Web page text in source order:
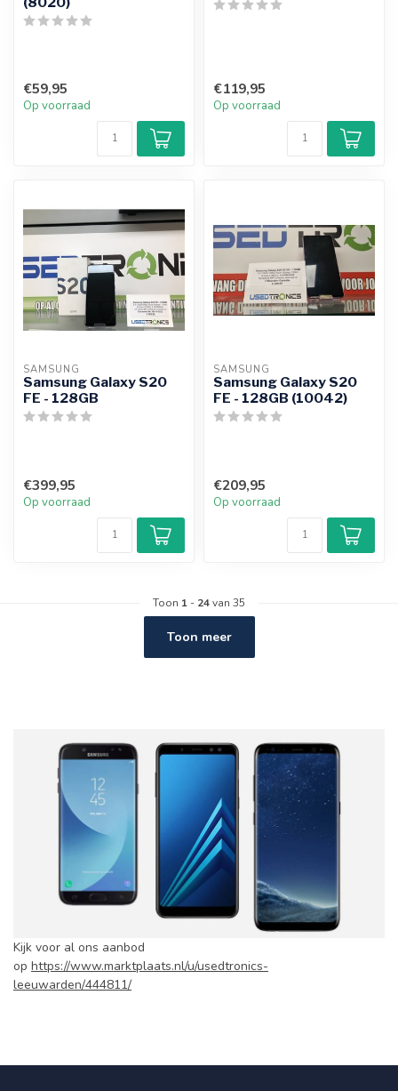
€59,95
Op voorraad
€119,95
Op voorraad
SAMSUNG
Samsung Galaxy S20
FE - 128GB
€399,95
Op voorraad
SAMSUNG
Samsung Galaxy S20
FE - 128GB (10042)
€209,95
Op voorraad
Toon 1 - 24van 35
Toon meer
Kijk voor al ons aanbod
op https://www.marktplaats.nl/u/usedtronics-
leeuwarden/444811/